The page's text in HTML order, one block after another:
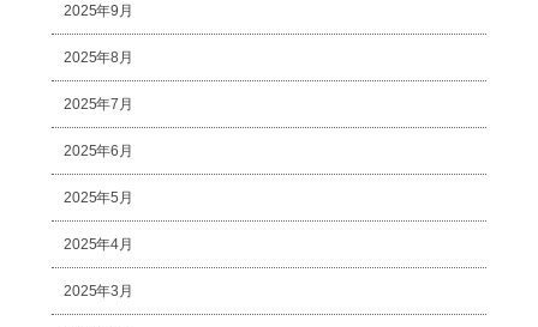
2025年9月
2025年8月
2025年7月
2025年6月
2025年5月
2025年4月
2025年3月